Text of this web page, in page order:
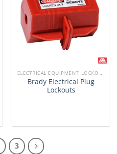
ELECTRICAL EQUIPMENT LOCKOUTS
Brady Electrical Plug
Lockouts
3